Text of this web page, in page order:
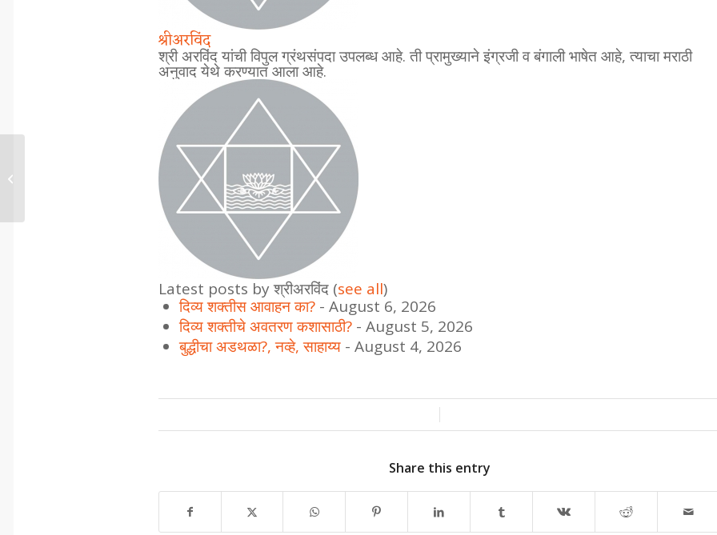
श्रीअरविंद
श्री अरविंद यांची विपुल ग्रंथसंपदा उपलब्ध आहे. ती प्रामुख्याने इंग्रजी व बंगाली भाषेत आहे, त्याचा मराठी
अनुवाद येथे करण्यात आला आहे.
Latest posts by श्रीअरविंद (see all)
दिव्य शक्तीस आवाहन का? - August 6, 2026
दिव्य शक्तीचे अवतरण कशासाठी? - August 5, 2026
बुद्धीचा अडथळा?, नव्हे, साहाय्य - August 4, 2026
Share this entry